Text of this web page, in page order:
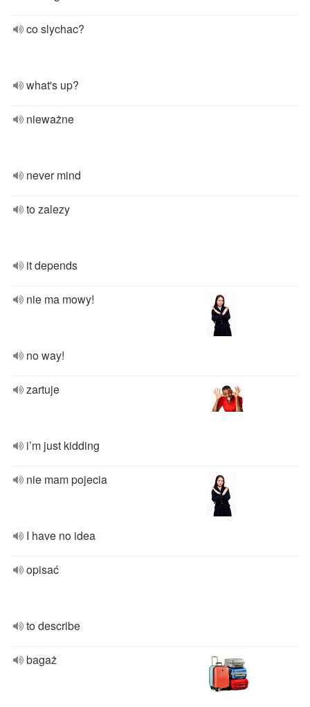
co slychac?
what's up?
nieważne
never mind
to zalezy
it depends
nie ma mowy!
no way!
zartuje
i’m just kidding
nie mam pojecia
I have no idea
opisać
to describe
bagaż